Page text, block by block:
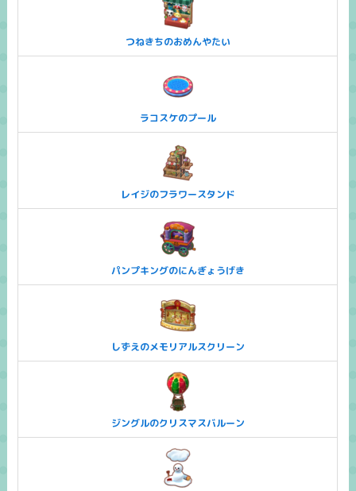
つねきちのおめんやたい
ラコスケのプール
レイジのフラワースタンド
パンプキングのにんぎょうげき
しずえのメモリアルスクリーン
ジングルのクリスマスバルーン